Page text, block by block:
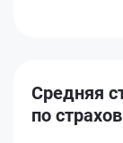
Средняя
по